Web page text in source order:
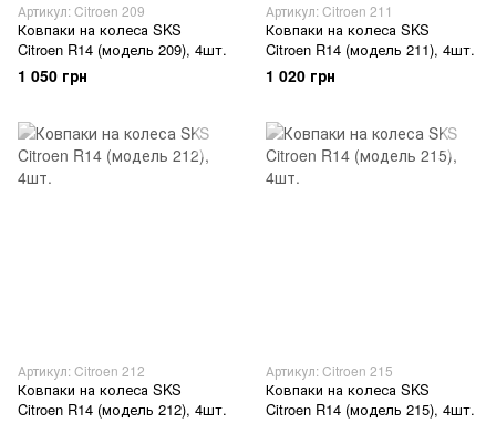
Артикул: Citroen 209
Ковпаки на колеса SKS
Citroen R14 (модель 209), 4шт.
1 050 грн
Артикул: Citroen 211
Ковпаки на колеса SKS
Citroen R14 (модель 211), 4шт.
1 020 грн
Артикул: Citroen 212
Ковпаки на колеса SKS
Citroen R14 (модель 212), 4шт.
Артикул: Citroen 215
Ковпаки на колеса SKS
Citroen R14 (модель 215), 4шт.